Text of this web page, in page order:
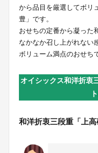
から品目を厳選してボリ
豊」です。
おせちの定番から凝った
なかなか召し上がれない
ボリューム満点のおせち
オイシックス和洋折衷
和洋折衷三段重「上高